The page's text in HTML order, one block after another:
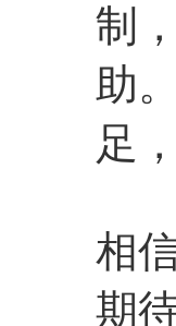
制
助
足
相
期